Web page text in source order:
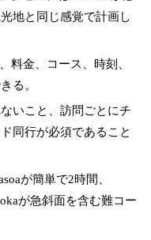
地と同じ感覚で計画し
料金、コース、時刻、
る。
いこと、訪問ごとにチ
同行が必須であること
が簡単で2時間、
が急斜面を含む難コー